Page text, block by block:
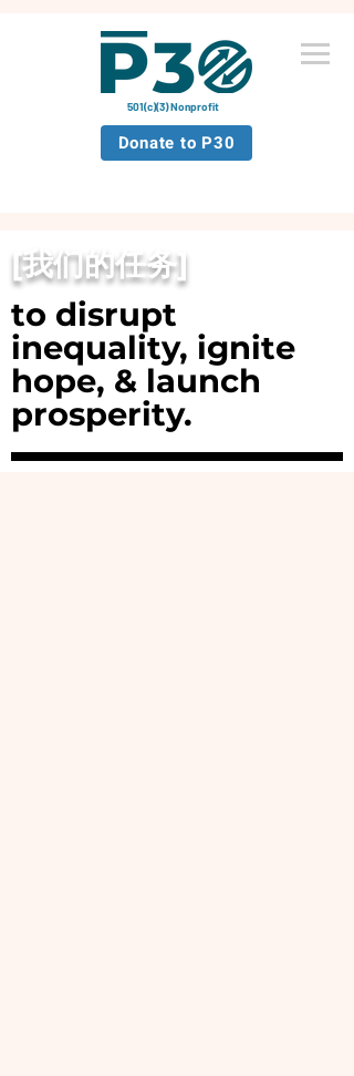
501(c)(3) Nonprofit
Donate to P30
[我们的任务]
to disrupt
inequality, ignite
hope, & launch
prosperity.